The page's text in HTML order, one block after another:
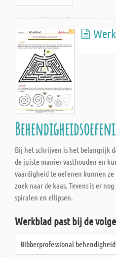
Bij het schrijven is het belangrijk
de juiste manier vasthouden en
vaardigheid te oefenen kunnen
zoek naar de kaas. Tevens is er
spiralen en ellipsen.
Werkblad past bij de
Bibberprofessional